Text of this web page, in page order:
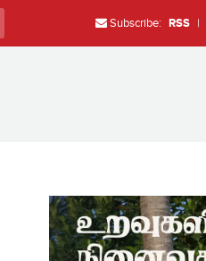
Subscribe: RSS |